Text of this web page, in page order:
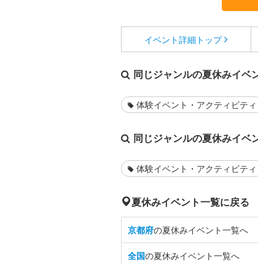
イベント詳細 トップ
同じジャンルの夏休みイベ
体験イベント・アクティビティ
同じジャンルの夏休みイベ
体験イベント・アクティビティ
夏休みイベント一覧に戻る
京都府の夏休みイベント一覧へ
全国の夏休みイベント一覧へ